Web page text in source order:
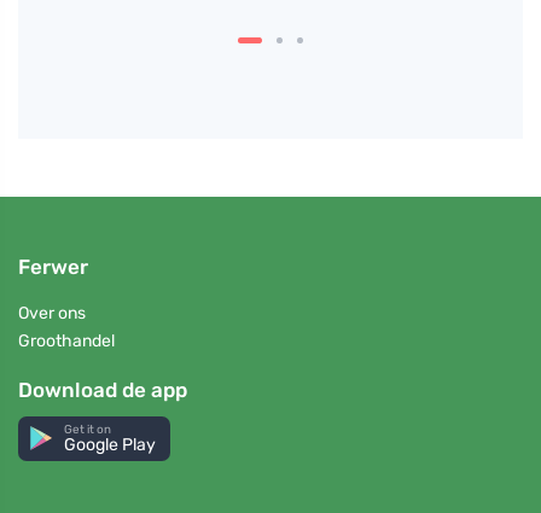
Ferwer
Over ons
Groothandel
Download de app
Get it on
Google Play